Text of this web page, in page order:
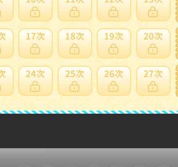
支付方式
FPS 轉數快 / Tap & Go 拍住賞 - FPS
銀行過數
Payme
自取點現金儲值
Alipay HK
信用卡